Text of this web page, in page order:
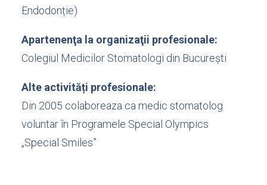
Endodonție)
Apartenenţa la organizaţii profesionale:
Colegiul Medicilor Stomatologi din București
Alte activități profesionale:
Din 2005 colaboreaza ca medic stomatolog
voluntar în Programele Special Olympics
„Special Smiles”